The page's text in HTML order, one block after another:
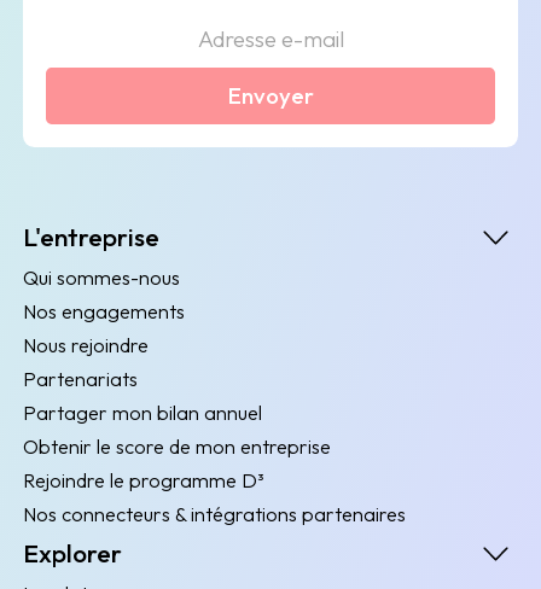
Envoyer
L'entreprise
Qui sommes-nous
Nos engagements
Nous rejoindre
Partenariats
Partager mon bilan annuel
Obtenir le score de mon entreprise
Rejoindre le programme D³
Nos connecteurs & intégrations partenaires
Explorer